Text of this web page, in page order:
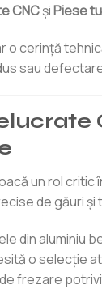
CNCşiPiese
o cerință
sau
un rol critic
de găuri
din aluminiu
o selecție
frezare